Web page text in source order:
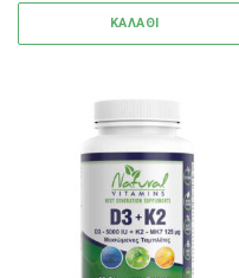
ΚΑΛΑΘΙ
Αυτό το προϊόν